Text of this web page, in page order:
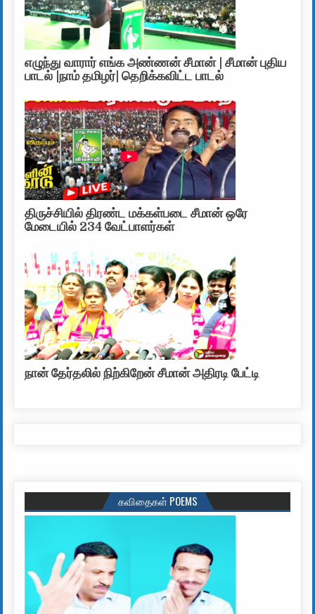
எழுந்து வாரார் எங்க அண்ணன் சீமான் | சீமான் புதிய
பாடல் |நாம் தமிழர்| தெறிக்கவிட்ட பாடல்
திருச்சியில் திரண்ட மக்கள்படை சீமான் ஒரே
மேடையில் 234 வேட்பாளர்கள்
நான் தேர்தலில் நிற்கிறேன் சீமான் அதிரடி பேட்டி
கவிதைகள் POEMS